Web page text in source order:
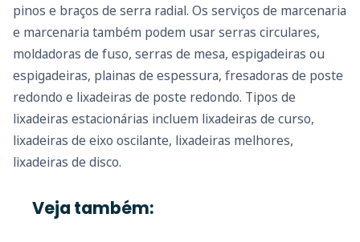
pinos e braços de serra radial. Os serviços de marcenaria
e marcenaria também podem usar serras circulares,
moldadoras de fuso, serras de mesa, espigadeiras ou
espigadeiras, plainas de espessura, fresadoras de poste
redondo e lixadeiras de poste redondo. Tipos de
lixadeiras estacionárias incluem lixadeiras de curso,
lixadeiras de eixo oscilante, lixadeiras melhores,
lixadeiras de disco.
Veja também: